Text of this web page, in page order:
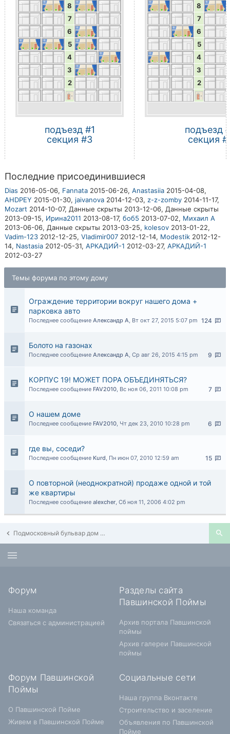
8
7
6
5
4
3
2
подъезд #1
секция #3
8
7
6
5
4
3
2
подъезд
секция
Последние присоединившиеся
Dias 2016-05-06, Fannata 2015-06-26, Anastasiia 2015-04-08,
AHDPEY 2015-01-30, jaivanova 2014-12-03, z-z-zomby 2014-11-17,
Mozart 2014-10-07, Данные скрыты 2013-12-06, Данные скрыты
2013-09-15, Ирина2011 2013-08-17, боб5 2013-07-02, Михаил A
2013-06-06, Данные скрыты 2013-03-25, kolesov 2013-01-22,
Vadim-123 2012-12-25, Vladimir007 2012-12-14, Modestik 2012-12-
14, Nastasia 2012-05-31, АРКАДИЙ-1 2012-03-27, АРКАДИЙ-1
2012-03-27
Темы форума по этому дому
Ограждение территории вокруг нашего дома +
парковка авто
124
Последнее сообщение Александр А, Вт окт 27, 2015 5:07 pm
Болото на газонах
9
Последнее сообщение Александр А, Ср авг 26, 2015 4:15 pm
КОРПУС 19! МОЖЕТ ПОРА ОБЪЕДИНЯТЬСЯ?
7
Последнее сообщение FAV2010, Вс ноя 06, 2011 10:08 pm
О нашем доме
6
Последнее сообщение FAV2010, Чт дек 23, 2010 10:28 pm
где вы, соседи?
15
Последнее сообщение Kurd, Пн июн 07, 2010 12:59 am
О повторной (неоднократной) продаже одной и той
же квартиры
Последнее сообщение alexcher, Сб ноя 11, 2006 4:02 pm
Подмосковный бульвар дом 13
Форум
Наша команда
Связаться с администрацией
Разделы сайта
Павшинской Поймы
Архив портала Павшинской
поймы
Архив галереи Павшинской
поймы
Форум Павшинской
Поймы
О Павшинской Пойме
Живем в Павшинской Пойме
Социальные сети
Наша группа Вконтакте
Строительство и заселение
Объявления по Павшинской
Пойме